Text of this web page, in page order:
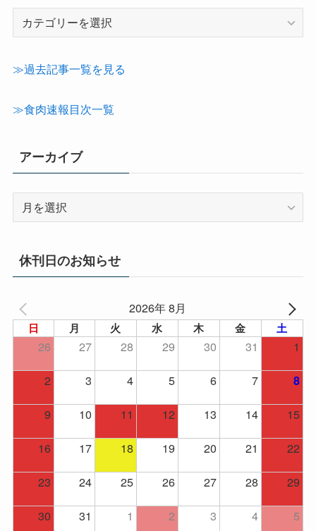
テ
≫過去記事一覧を見る
≫食肉速報目次一覧
アーカイブ
イ
ブ
休刊日のお知らせ
2026年 8月
日 月 火 水 木 金 土
26 27 28 29 30 31
1
2
3 4 5 6 7 8
9 10 11 12 13 14
15
16
17 18 19 20 21
22
23
24 25 26 27 28
29
30
31 1 2 3 4 5